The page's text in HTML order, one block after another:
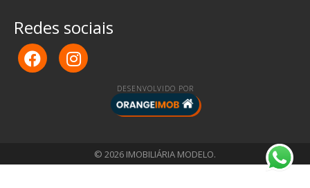
Redes sociais
DESENVOLVIDO POR
© 2026 IMOBILIÁRIA MODELO.